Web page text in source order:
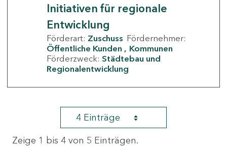
Initiativen für regionale
Entwicklung
Förderart: Zuschuss Fördernehmer:
Öffentliche Kunden
Kommunen
Förderzweck: Städtebau und
Regionalentwicklung
4 Einträge
Zeige 1 bis 4 von 5 Einträgen.